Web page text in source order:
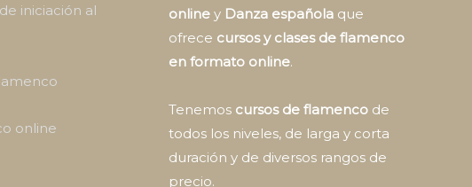
iniciación al
online
online y Danza española que
ofrece cursos y clases de flamenco
en formato online.
Tenemos cursos de flamenco de
todos los niveles, de larga y corta
duración y de diversos rangos de
precio.